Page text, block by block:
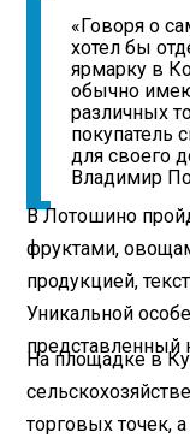
«Говоря о
хотел бы
ярмарку в
обычно
различных
покупатель
для своего
Владимир
В Лотошино
фруктами,
продукцией,
Уникальной
представленный
На площадке в
торговых точек,